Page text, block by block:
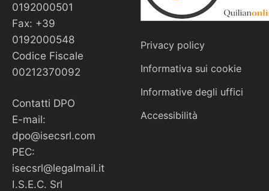
0192000501
Fax: +39
0192000548
Codice Fiscale
00212370092
Contatti DPO
E-mail:
dpo@isecsrl.com
PEC:
isecsrl@legalmail.it
I.S.E.C. Srl
Privacy policy
Informativa sui cookie
Informative degli uffici
Accessibilità